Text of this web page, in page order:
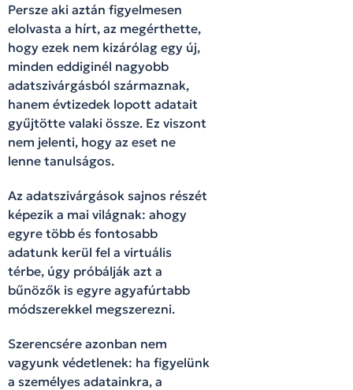
Persze aki aztán figyelmesen
elolvasta a hírt, az megérthette,
hogy ezek nem kizárólag egy új,
minden eddiginél nagyobb
adatszivárgásból származnak,
hanem évtizedek lopott adatait
gyűjtötte valaki össze. Ez viszont
nem jelenti, hogy az eset ne
lenne tanulságos.
Az adatszivárgások sajnos részét
képezik a mai világnak: ahogy
egyre több és fontosabb
adatunk kerül fel a virtuális
térbe, úgy próbálják azt a
bűnözők is egyre agyafúrtabb
módszerekkel megszerezni.
Szerencsére azonban nem
vagyunk védetlenek: ha figyelünk
a személyes adatainkra, a